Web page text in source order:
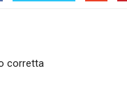
corretta